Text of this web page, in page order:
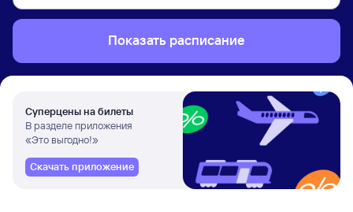
Показать расписание
Суперцены на билеты
В разделе приложения
«Это выгодно!»
Скачать приложение